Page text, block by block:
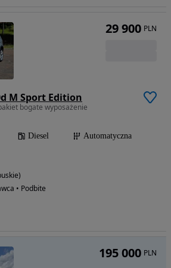
M Sport Edition
bogate wyposażenie
Diesel
Automatyczna
• Podbite
29 900 PLN
195 000 PLN